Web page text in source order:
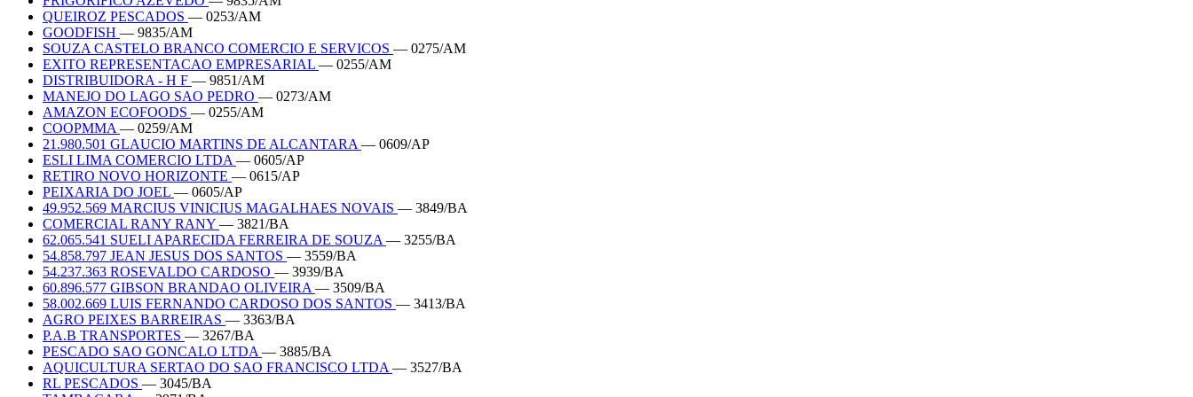
QUEIROZ PESCADOS — 0253/AM
GOODFISH — 9835/AM
SOUZA CASTELO BRANCO COMERCIO E SERVICOS — 0275/AM
EXITO REPRESENTACAO EMPRESARIAL — 0255/AM
DISTRIBUIDORA - H F — 9851/AM
MANEJO DO LAGO SAO PEDRO — 0273/AM
AMAZON ECOFOODS — 0255/AM
COOPMMA — 0259/AM
21.980.501 GLAUCIO MARTINS DE ALCANTARA — 0609/AP
ESLI LIMA COMERCIO LTDA — 0605/AP
RETIRO NOVO HORIZONTE — 0615/AP
PEIXARIA DO JOEL — 0605/AP
49.952.569 MARCIUS VINICIUS MAGALHAES NOVAIS — 3849/BA
COMERCIAL RANY RANY — 3821/BA
62.065.541 SUELI APARECIDA FERREIRA DE SOUZA — 3255/BA
54.858.797 JEAN JESUS DOS SANTOS — 3559/BA
54.237.363 ROSEVALDO CARDOSO — 3939/BA
60.896.577 GIBSON BRANDAO OLIVEIRA — 3509/BA
58.002.669 LUIS FERNANDO CARDOSO DOS SANTOS — 3413/BA
AGRO PEIXES BARREIRAS — 3363/BA
P.A.B TRANSPORTES — 3267/BA
PESCADO SAO GONCALO LTDA — 3885/BA
AQUICULTURA SERTAO DO SAO FRANCISCO LTDA — 3527/BA
RL PESCADOS — 3045/BA